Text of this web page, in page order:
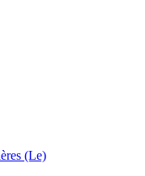
(Le)